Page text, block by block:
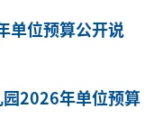
单位预算公开说
2026年单位预算